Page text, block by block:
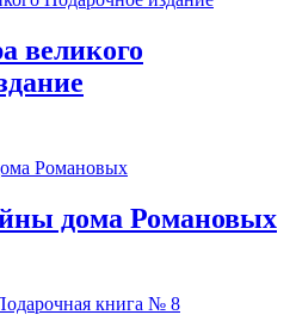
великого
дома Романовых